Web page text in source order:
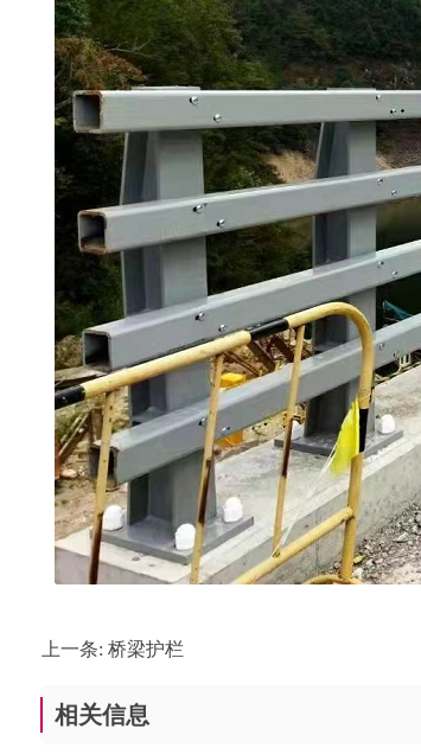
上一条: 桥梁护栏
相关信息